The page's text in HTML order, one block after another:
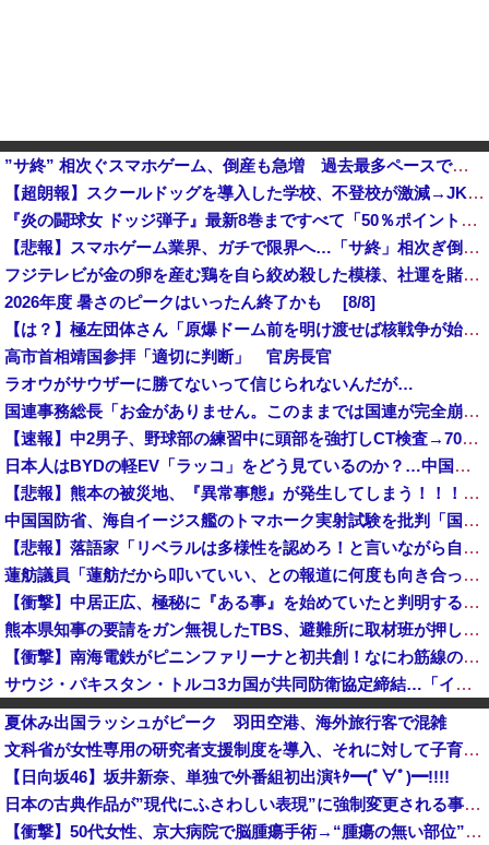
”サ終” 相次ぐスマホゲーム、倒産も急増 過去最多ペースで推移 「当たれば一攫千金」過去の時代に
【超朗報】スクールドッグを導入した学校、不登校が激減→JK「犬のために学校行きたくなる」他
『炎の闘球女 ドッジ弾子』最新8巻まですべて「50％ポイント還元」セール！3,505円分返ってくる！先月発売の新刊も対象！アニメ放送中！名前が下...
【悲報】スマホゲーム業界、ガチで限界へ…「サ終」相次ぎ倒産が過去最多ペース “当たれば一攫千金”の時
フジテレビが金の卵を産む鶏を自ら絞め殺した模様、社運を賭けたドル箱コンテンツが御蔵入りになってしまい……
2026年度 暑さのピークはいったん終了かも [8/8]
【は？】極左団体さん「原爆ドーム前を明け渡せば核戦争が始まる！」→ 観衆のマジレスが鋭すぎるとネットで話題に → ｗｗｗｗｗｗｗｗｗｗｗｗ
高市首相靖国参拝「適切に判断」 官房長官
ラオウがサウザーに勝てないって信じられないんだが…
国連事務総長「お金がありません。このままでは国連が完全崩壊します。助けて下さい」
【速報】中2男子、野球部の練習中に頭部を強打しCT検査→70代医師「問題ないです」→中学生死亡「他人のCT画像みてました」
日本人はBYDの軽EV「ラッコ」をどう見ているのか？…中国メディア！
【悲報】熊本の被災地、『異常事態』が発生してしまう！！！！！！！！
中国国防省、海自イージス艦のトマホーク実射試験を批判「国際社会は新型軍国主義を団結して阻止を」！
【悲報】落語家「リベラルは多様性を認めろ！と言いながら自分達と違う意見には執拗に攻撃してくる！」ｗｗｗｗｗｗｗｗｗｗｗｗｗｗ
蓮舫議員「蓮舫だから叩いていい、との報道に何度も向き合ってきました。悔しくても」
【衝撃】中居正広、極秘に『ある事』を始めていたと判明する・・・
熊本県知事の要請をガン無視したTBS、避難所に取材班が押し入ってプライバシーに全く配慮しない報道を……
【衝撃】南海電鉄がピニンファリーナと初共創！なにわ筋線の新型特急が凄そう
サウジ・パキスタン・トルコ3カ国が共同防衛協定締結…「イスラム版NATO」指摘も！
【朗報】『ヤニねこ』新海誠、水島努、綾辻行人らクリエイターが絶賛ｗｗｗｗｗｗｗｗｗ
【京都大病院】誤って正常脳幹を摘出された女性､重篤な植物状態だが意識は正常で何かを思考していると判明
夏休み出国ラッシュがピーク 羽田空港、海外旅行客で混雑
文科省が女性専用の研究者支援制度を導入、それに対して子育て負担に苦しむ若手男性研究者は……
【日向坂46】坂井新奈、単独で外番組初出演ｷﾀ━(ﾟ∀ﾟ)━!!!!
日本の古典作品が”現代にふさわしい表現”に強制変更される事態が進行中、今の価値観に照らせば……
【衝撃】50代女性、京大病院で脳腫瘍手術→“腫瘍の無い部位”を摘出 2度「腫瘍ではない」と出るも続行、脳幹損傷で“植物状態”に